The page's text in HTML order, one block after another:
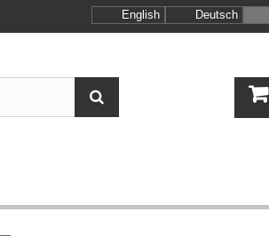
English Deutsch